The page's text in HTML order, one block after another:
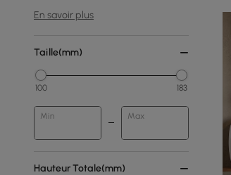
En savoir plus
Taille(mm)
100 183
Min Max
Hauteur Totale(mm)